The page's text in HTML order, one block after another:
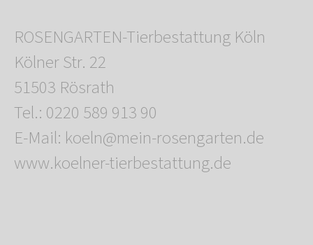
ROSENGARTEN-Tierbestattung Köln
Kölner Str. 22
51503 Rösrath
Tel.: 0220 589 913 90
E-Mail: koeln@mein-rosengarten.de
www.koelner-tierbestattung.de